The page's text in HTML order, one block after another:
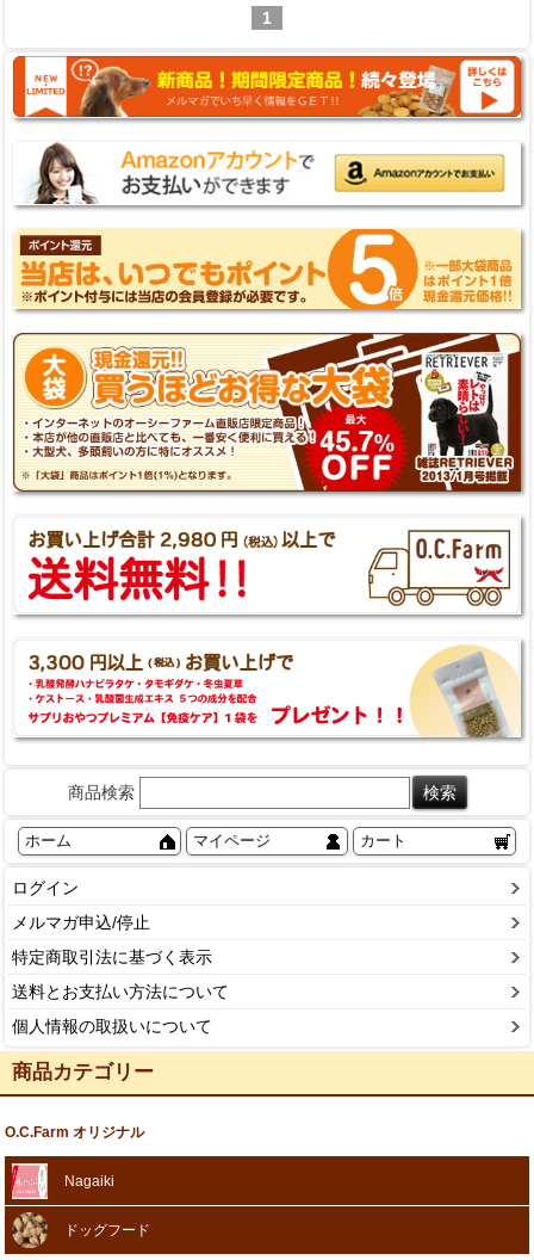
1
商品検索
ホーム マイページ カート
ログイン
メルマガ申込/停止
特定商取引法に基づく表示
送料とお支払い方法について
個人情報の取扱いについて
商品カテゴリー
O.C.Farm オリジナル
Nagaiki
ドッグフード